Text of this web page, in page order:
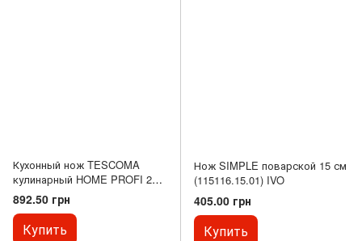
Кухонный нож TESCOMA
кулинарный HOME PROFI 20
см (880530)
892.50 грн
Купить
Нож SIMPLE поварской 15 см
(115116.15.01) IVO
405.00 грн
Купить